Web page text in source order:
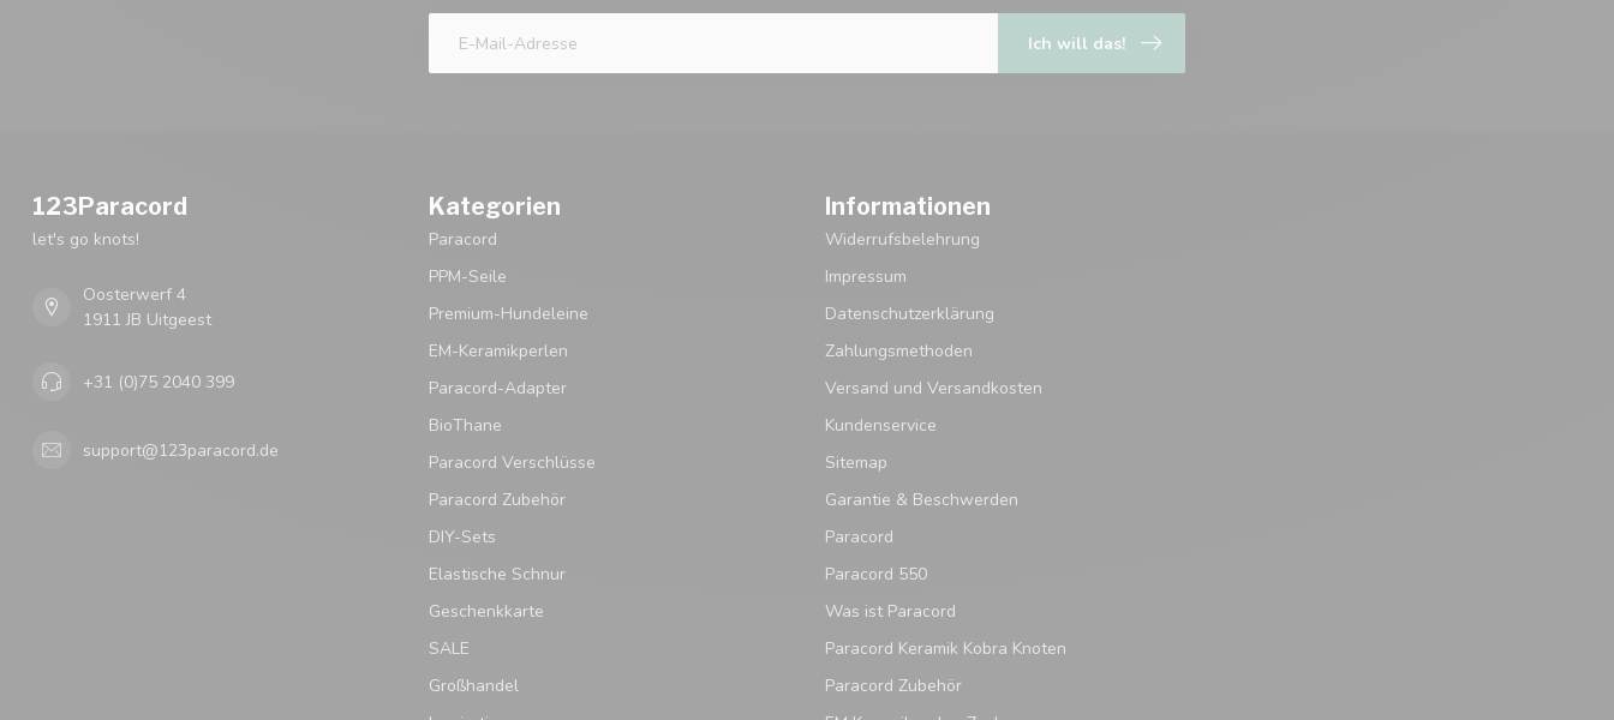
Ich will das!
123Paracord
let's go knots!
Oosterwerf 4
1911 JB Uitgeest
+31 (0)75 2040 399
support@123paracord.de
Kategorien
Paracord
PPM-Seile
Premium-Hundeleine
EM-Keramikperlen
Paracord-Adapter
BioThane
Paracord Verschlüsse
Paracord Zubehör
DIY-Sets
Elastische Schnur
Geschenkkarte
SALE
Großhandel
Informationen
Widerrufsbelehrung
Impressum
Datenschutzerklärung
Zahlungsmethoden
Versand und Versandkosten
Kundenservice
Sitemap
Garantie & Beschwerden
Paracord
Paracord 550
Was ist Paracord
Paracord Keramik Kobra Knoten
Paracord Zubehör